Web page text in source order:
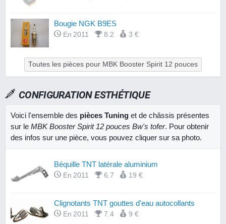
Bougie NGK B9ES
En 2011 8.2 3 €
Toutes les pièces pour MBK Booster Spirit 12 pouces
CONFIGURATION ESTHÉTIQUE
Voici l'ensemble des pièces Tuning et de châssis présentes
sur le MBK Booster Spirit 12 pouces Bw's tofer. Pour obtenir
des infos sur une pièce, vous pouvez cliquer sur sa photo.
Béquille TNT latérale aluminium
En 2011 6.7 19 €
Clignotants TNT gouttes d'eau autocollants
En 2011 7.4 9 €